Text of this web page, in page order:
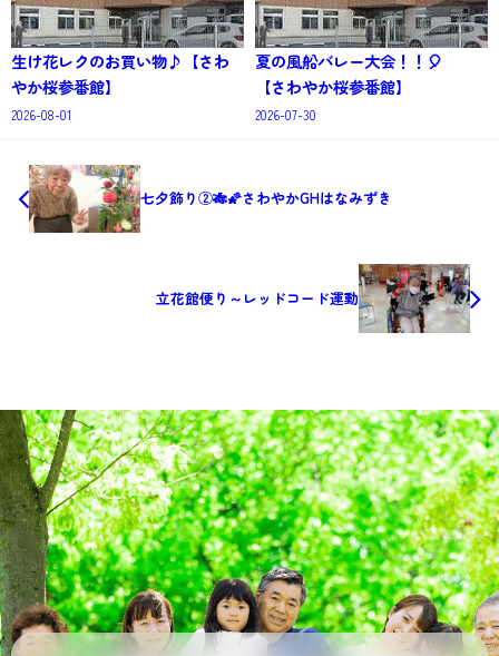
生け花レクのお買い物♪【さわ
やか桜参番館】
2026-08-01
夏の風船バレー大会！！🎈
【さわやか桜参番館】
2026-07-30
七夕飾り②🎋🌠さわやかGHはなみずき
立花館便り～レッドコード運動